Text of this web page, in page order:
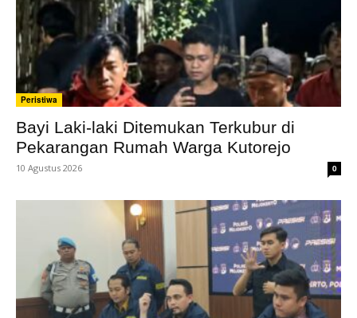
Peristiwa
Bayi Laki-laki Ditemukan Terkubur di
Pekarangan Rumah Warga Kutorejo
10 Agustus 2026 0